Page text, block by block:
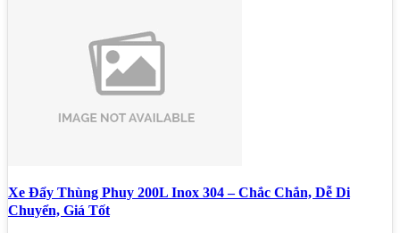
Xe Đẩy Thùng Phuy 200L Inox 304 – Chắc Chắn, Dễ Di
Chuyển, Giá Tốt